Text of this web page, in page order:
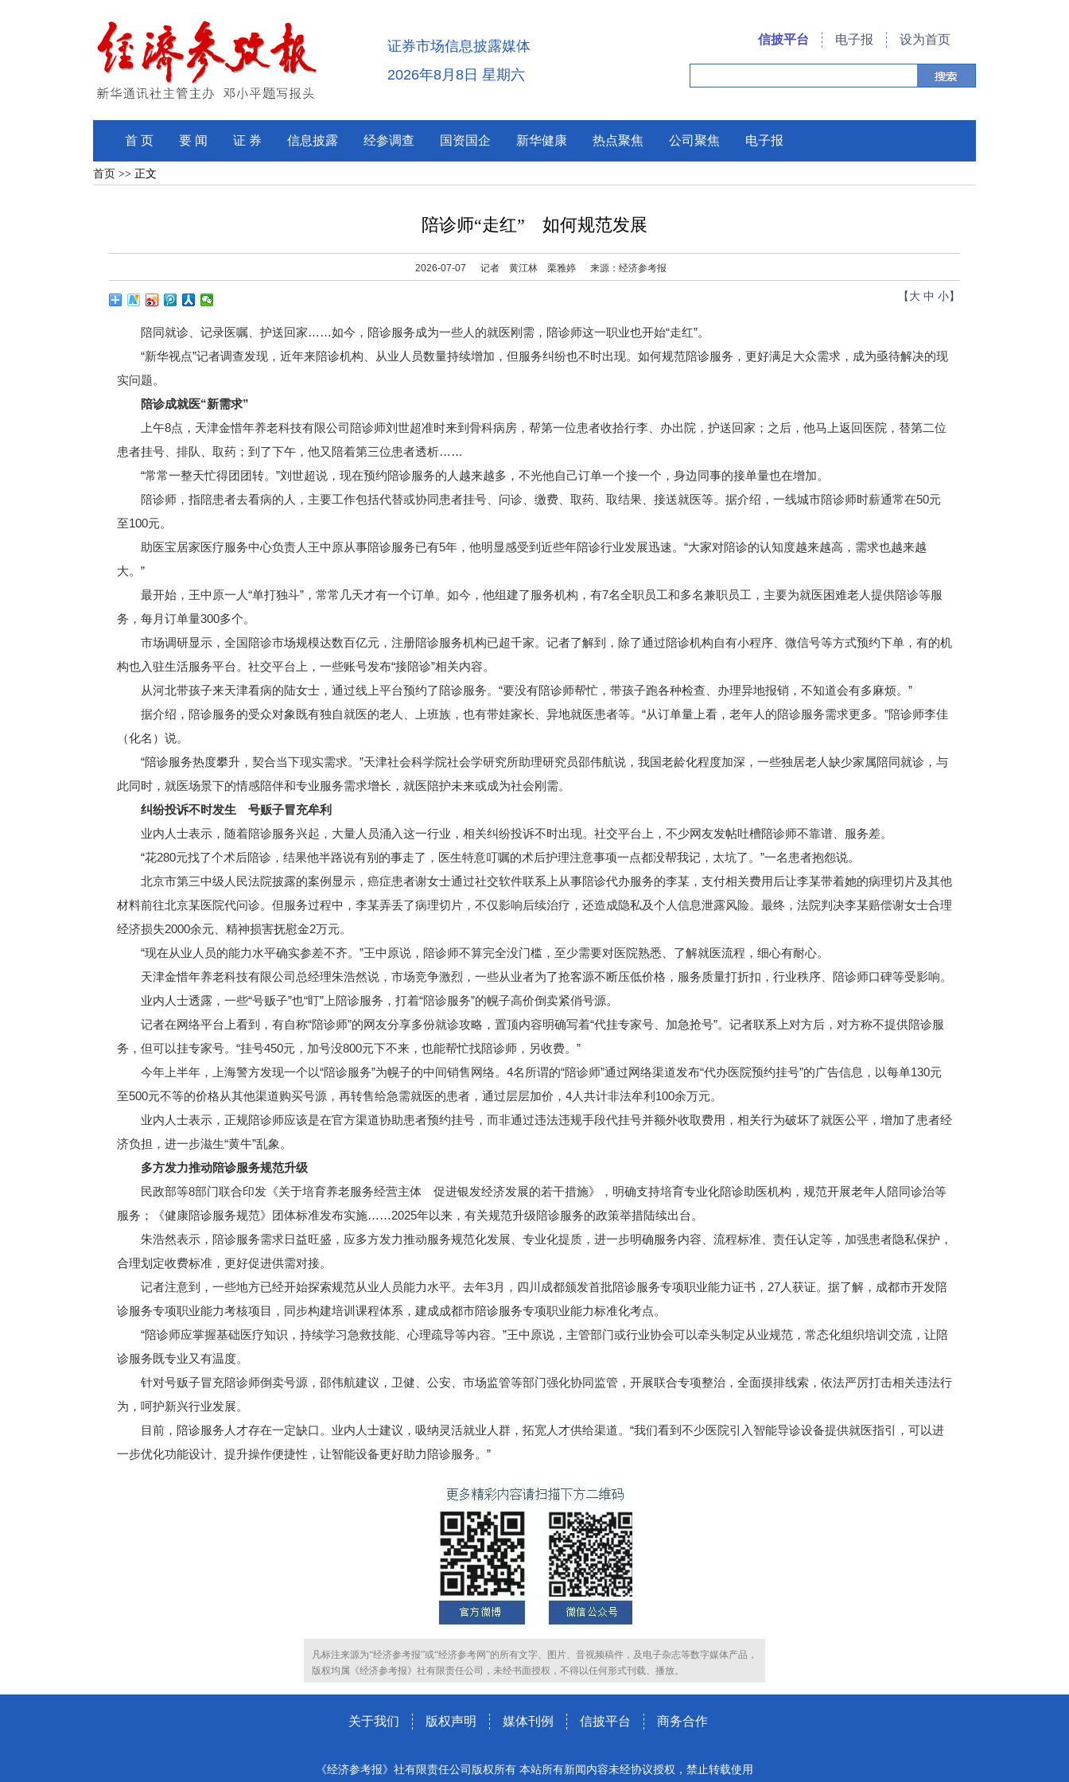
证券市场信息披露媒体
2026年8月8日 星期六
信披平台 电子报 设为首页
首 页 要 闻 证 券 信息披露 经参调查 国资国企 新华健康 热点聚焦 公司聚焦 电子报
首页 >> 正文
陪诊师“走红” 如何规范发展
2026-07-07 记者 黄江林 栗雅婷 来源：经济参考报
【 大 中 小】
陪同就诊、记录医嘱、护送回家……如今，陪诊服务成为一些人的就医刚需，陪诊师这一职业也开始“走红”。
“新华视点”记者调查发现，近年来陪诊机构、从业人员数量持续增加，但服务纠纷也不时出现。如何规范陪诊服务，更好满足大众需求，成为亟待解决的现
实问题。
陪诊成就医“新需求”
上午8点，天津金惜年养老科技有限公司陪诊师刘世超准时来到骨科病房，帮第一位患者收拾行李、办出院，护送回家；之后，他马上返回医院，替第二位
患者挂号、排队、取药；到了下午，他又陪着第三位患者透析……
“常常一整天忙得团团转。”刘世超说，现在预约陪诊服务的人越来越多，不光他自己订单一个接一个，身边同事的接单量也在增加。
陪诊师，指陪患者去看病的人，主要工作包括代替或协同患者挂号、问诊、缴费、取药、取结果、接送就医等。据介绍，一线城市陪诊师时薪通常在50元
至100元。
助医宝居家医疗服务中心负责人王中原从事陪诊服务已有5年，他明显感受到近些年陪诊行业发展迅速。“大家对陪诊的认知度越来越高，需求也越来越
大。”
最开始，王中原一人“单打独斗”，常常几天才有一个订单。如今，他组建了服务机构，有7名全职员工和多名兼职员工，主要为就医困难老人提供陪诊等服
务，每月订单量300多个。
市场调研显示，全国陪诊市场规模达数百亿元，注册陪诊服务机构已超千家。记者了解到，除了通过陪诊机构自有小程序、微信号等方式预约下单，有的机
构也入驻生活服务平台。社交平台上，一些账号发布“接陪诊”相关内容。
从河北带孩子来天津看病的陆女士，通过线上平台预约了陪诊服务。“要没有陪诊师帮忙，带孩子跑各种检查、办理异地报销，不知道会有多麻烦。”
据介绍，陪诊服务的受众对象既有独自就医的老人、上班族，也有带娃家长、异地就医患者等。“从订单量上看，老年人的陪诊服务需求更多。”陪诊师李佳
（化名）说。
“陪诊服务热度攀升，契合当下现实需求。”天津社会科学院社会学研究所助理研究员邵伟航说，我国老龄化程度加深，一些独居老人缺少家属陪同就诊，与
此同时，就医场景下的情感陪伴和专业服务需求增长，就医陪护未来或成为社会刚需。
纠纷投诉不时发生 号贩子冒充牟利
业内人士表示，随着陪诊服务兴起，大量人员涌入这一行业，相关纠纷投诉不时出现。社交平台上，不少网友发帖吐槽陪诊师不靠谱、服务差。
“花280元找了个术后陪诊，结果他半路说有别的事走了，医生特意叮嘱的术后护理注意事项一点都没帮我记，太坑了。”一名患者抱怨说。
北京市第三中级人民法院披露的案例显示，癌症患者谢女士通过社交软件联系上从事陪诊代办服务的李某，支付相关费用后让李某带着她的病理切片及其他
材料前往北京某医院代问诊。但服务过程中，李某弄丢了病理切片，不仅影响后续治疗，还造成隐私及个人信息泄露风险。最终，法院判决李某赔偿谢女士合理
经济损失2000余元、精神损害抚慰金2万元。
“现在从业人员的能力水平确实参差不齐。”王中原说，陪诊师不算完全没门槛，至少需要对医院熟悉、了解就医流程，细心有耐心。
天津金惜年养老科技有限公司总经理朱浩然说，市场竞争激烈，一些从业者为了抢客源不断压低价格，服务质量打折扣，行业秩序、陪诊师口碑等受影响。
业内人士透露，一些“号贩子”也“盯”上陪诊服务，打着“陪诊服务”的幌子高价倒卖紧俏号源。
记者在网络平台上看到，有自称“陪诊师”的网友分享多份就诊攻略，置顶内容明确写着“代挂专家号、加急抢号”。记者联系上对方后，对方称不提供陪诊服
务，但可以挂专家号。“挂号450元，加号没800元下不来，也能帮忙找陪诊师，另收费。”
今年上半年，上海警方发现一个以“陪诊服务”为幌子的中间销售网络。4名所谓的“陪诊师”通过网络渠道发布“代办医院预约挂号”的广告信息，以每单130元
至500元不等的价格从其他渠道购买号源，再转售给急需就医的患者，通过层层加价，4人共计非法牟利100余万元。
业内人士表示，正规陪诊师应该是在官方渠道协助患者预约挂号，而非通过违法违规手段代挂号并额外收取费用，相关行为破坏了就医公平，增加了患者经
济负担，进一步滋生“黄牛”乱象。
多方发力推动陪诊服务规范升级
民政部等8部门联合印发《关于培育养老服务经营主体 促进银发经济发展的若干措施》，明确支持培育专业化陪诊助医机构，规范开展老年人陪同诊治等
服务；《健康陪诊服务规范》团体标准发布实施……2025年以来，有关规范升级陪诊服务的政策举措陆续出台。
朱浩然表示，陪诊服务需求日益旺盛，应多方发力推动服务规范化发展、专业化提质，进一步明确服务内容、流程标准、责任认定等，加强患者隐私保护，
合理划定收费标准，更好促进供需对接。
记者注意到，一些地方已经开始探索规范从业人员能力水平。去年3月，四川成都颁发首批陪诊服务专项职业能力证书，27人获证。据了解，成都市开发陪
诊服务专项职业能力考核项目，同步构建培训课程体系，建成成都市陪诊服务专项职业能力标准化考点。
“陪诊师应掌握基础医疗知识，持续学习急救技能、心理疏导等内容。”王中原说，主管部门或行业协会可以牵头制定从业规范，常态化组织培训交流，让陪
诊服务既专业又有温度。
针对号贩子冒充陪诊师倒卖号源，邵伟航建议，卫健、公安、市场监管等部门强化协同监管，开展联合专项整治，全面摸排线索，依法严厉打击相关违法行
为，呵护新兴行业发展。
目前，陪诊服务人才存在一定缺口。业内人士建议，吸纳灵活就业人群，拓宽人才供给渠道。“我们看到不少医院引入智能导诊设备提供就医指引，可以进
一步优化功能设计、提升操作便捷性，让智能设备更好助力陪诊服务。”
凡标注来源为“经济参考报”或“经济参考网”的所有文字、图片、音视频稿件，及电子杂志等数字媒体产品，
版权均属《经济参考报》社有限责任公司，未经书面授权，不得以任何形式刊载、播放。
关于我们 版权声明 媒体刊例 信披平台 商务合作
《经济参考报》社有限责任公司版权所有 本站所有新闻内容未经协议授权，禁止转载使用